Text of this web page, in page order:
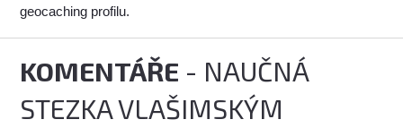
geocaching profilu.
KOMENTÁŘE - NAUČNÁ
STEZKA VLAŠIMSKÝM